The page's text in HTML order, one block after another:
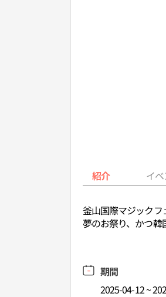
紹介 イ
釜山国際マジック
夢のお祭り、かつ韓
期間
2025-04-12 ~